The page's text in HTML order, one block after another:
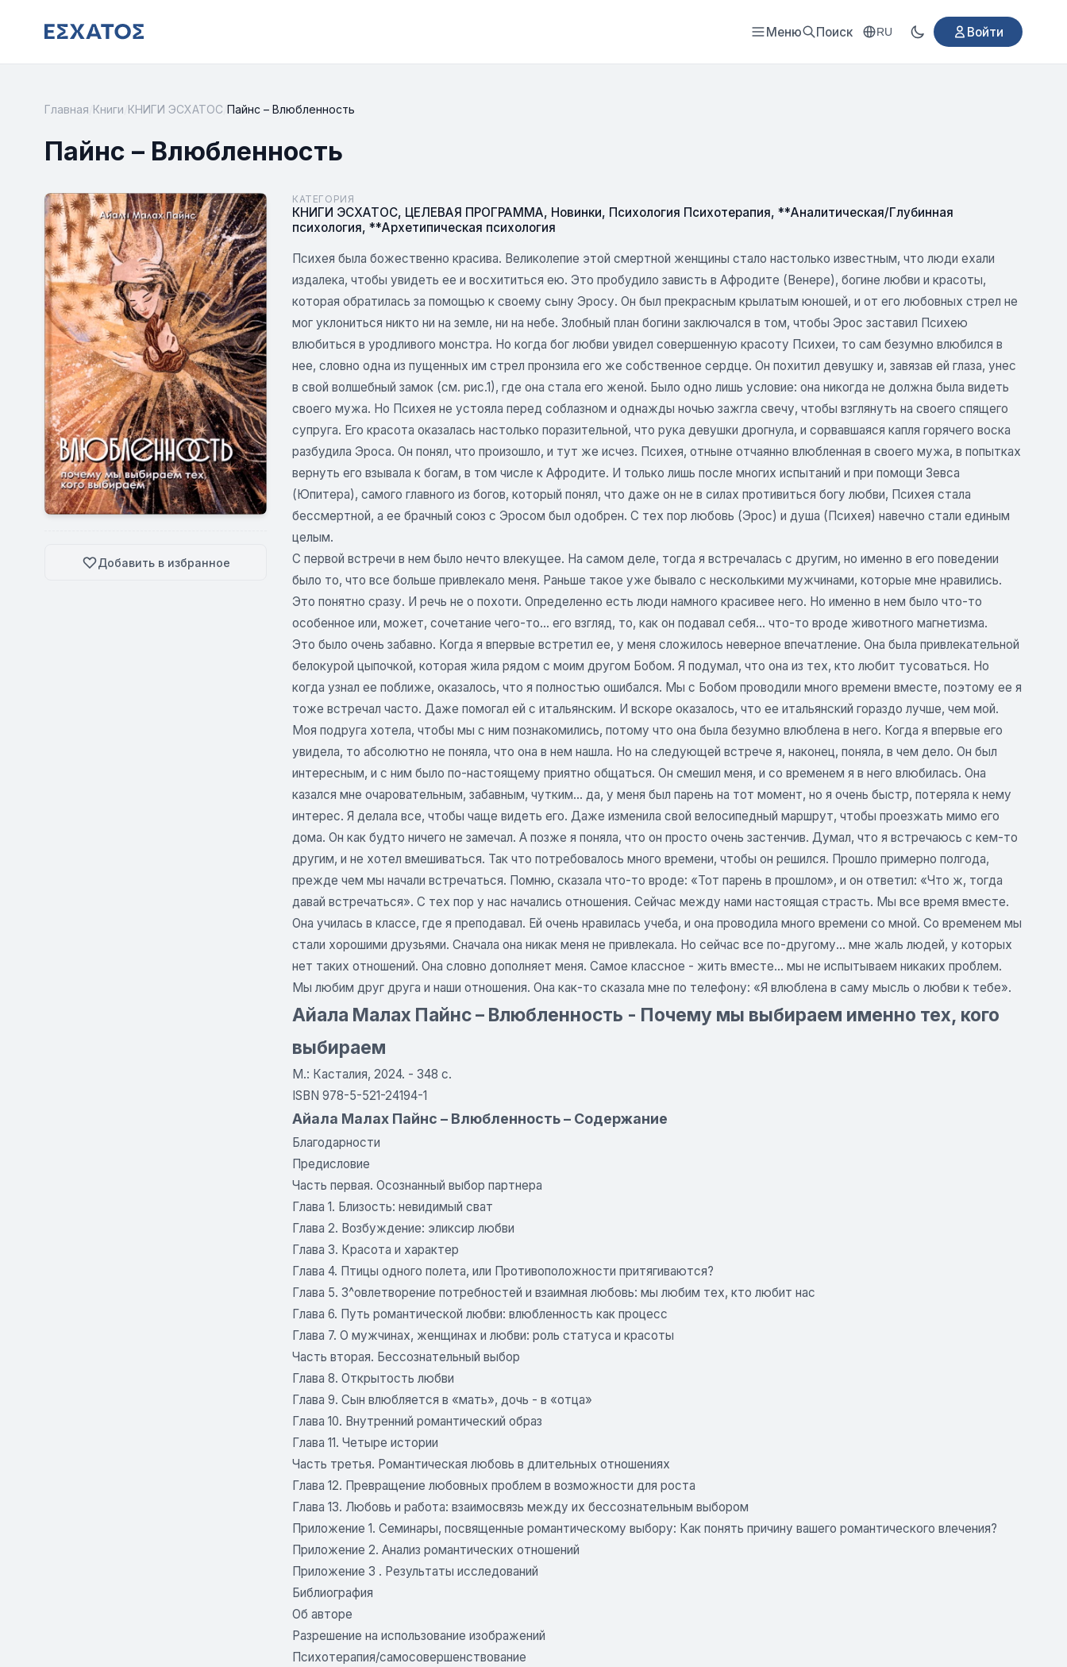
Меню Поиск RU Войти
Главная Книги КНИГИ ЭСХАТОС Пайнс – Влюбленность
Пайнс – Влюбленность
Добавить в избранное
КАТЕГОРИЯ
КНИГИ ЭСХАТОС, ЦЕЛЕВАЯ ПРОГРАММА, Новинки, Психология Психотерапия, **Аналитическая/Глубинная
психология, **Архетипическая психология
Психея была божественно красива. Великолепие этой смертной женщины стало настолько известным, что люди ехали
издалека, чтобы увидеть ее и восхититься ею. Это пробудило зависть в Афродите (Венере), богине любви и красоты,
которая обратилась за помощью к своему сыну Эросу. Он был прекрасным крылатым юношей, и от его любовных стрел не
мог уклониться никто ни на земле, ни на небе. Злобный план богини заключался в том, чтобы Эрос заставил Психею
влюбиться в уродливого монстра. Но когда бог любви увидел совершенную красоту Психеи, то сам безумно влюбился в
нее, словно одна из пущенных им стрел пронзила его же собственное сердце. Он похитил девушку и, завязав ей глаза, унес
в свой волшебный замок (см. рис.1), где она стала его женой. Было одно лишь условие: она никогда не должна была видеть
своего мужа. Но Психея не устояла перед соблазном и однажды ночью зажгла свечу, чтобы взглянуть на своего спящего
супруга. Его красота оказалась настолько поразительной, что рука девушки дрогнула, и сорвавшаяся капля горячего воска
разбудила Эроса. Он понял, что произошло, и тут же исчез. Психея, отныне отчаянно влюбленная в своего мужа, в попытках
вернуть его взывала к богам, в том числе к Афродите. И только лишь после многих испытаний и при помощи Зевса
(Юпитера), самого главного из богов, который понял, что даже он не в силах противиться богу любви, Психея стала
бессмертной, а ее брачный союз с Эросом был одобрен. С тех пор любовь (Эрос) и душа (Психея) навечно стали единым
целым.
С первой встречи в нем было нечто влекущее. На самом деле, тогда я встречалась с другим, но именно в его поведении
было то, что все больше привлекало меня. Раньше такое уже бывало с несколькими мужчинами, которые мне нравились.
Это понятно сразу. И речь не о похоти. Определенно есть люди намного красивее него. Но именно в нем было что-то
особенное или, может, сочетание чего-то... его взгляд, то, как он подавал себя... что-то вроде животного магнетизма.
Это было очень забавно. Когда я впервые встретил ее, у меня сложилось неверное впечатление. Она была привлекательной
белокурой цыпочкой, которая жила рядом с моим другом Бобом. Я подумал, что она из тех, кто любит тусоваться. Но
когда узнал ее поближе, оказалось, что я полностью ошибался. Мы с Бобом проводили много времени вместе, поэтому ее я
тоже встречал часто. Даже помогал ей с итальянским. И вскоре оказалось, что ее итальянский гораздо лучше, чем мой.
Моя подруга хотела, чтобы мы с ним познакомились, потому что она была безумно влюблена в него. Когда я впервые его
увидела, то абсолютно не поняла, что она в нем нашла. Но на следующей встрече я, наконец, поняла, в чем дело. Он был
интересным, и с ним было по-настоящему приятно общаться. Он смешил меня, и со временем я в него влюбилась. Она
казался мне очаровательным, забавным, чутким... да, у меня был парень на тот момент, но я очень быстр, потеряла к нему
интерес. Я делала все, чтобы чаще видеть его. Даже изменила свой велосипедный маршрут, чтобы проезжать мимо его
дома. Он как будто ничего не замечал. А позже я поняла, что он просто очень застенчив. Думал, что я встречаюсь с кем-то
другим, и не хотел вмешиваться. Так что потребовалось много времени, чтобы он решился. Прошло примерно полгода,
прежде чем мы начали встречаться. Помню, сказала что-то вроде: «Тот парень в прошлом», и он ответил: «Что ж, тогда
давай встречаться». С тех пор у нас начались отношения. Сейчас между нами настоящая страсть. Мы все время вместе.
Она училась в классе, где я преподавал. Ей очень нравилась учеба, и она проводила много времени со мной. Со временем мы
стали хорошими друзьями. Сначала она никак меня не привлекала. Но сейчас все по-другому... мне жаль людей, у которых
нет таких отношений. Она словно дополняет меня. Самое классное - жить вместе... мы не испытываем никаких проблем.
Мы любим друг друга и наши отношения. Она как-то сказала мне по телефону: «Я влюблена в саму мысль о любви к тебе».
Айала Малах Пайнс – Влюбленность - Почему мы выбираем именно тех, кого
выбираем
М.: Касталия, 2024. - 348 с.
ISBN 978-5-521-24194-1
Айала Малах Пайнс – Влюбленность – Содержание
Благодарности
Предисловие
Часть первая. Осознанный выбор партнера
Глава 1. Близость: невидимый сват
Глава 2. Возбуждение: эликсир любви
Глава 3. Красота и характер
Глава 4. Птицы одного полета, или Противоположности притягиваются?
Глава 5. З^овлетворение потребностей и взаимная любовь: мы любим тех, кто любит нас
Глава 6. Путь романтической любви: влюбленность как процесс
Глава 7. О мужчинах, женщинах и любви: роль статуса и красоты
Часть вторая. Бессознательный выбор
Глава 8. Открытость любви
Глава 9. Сын влюбляется в «мать», дочь - в «отца»
Глава 10. Внутренний романтический образ
Глава 11. Четыре истории
Часть третья. Романтическая любовь в длительных отношениях
Глава 12. Превращение любовных проблем в возможности для роста
Глава 13. Любовь и работа: взаимосвязь между их бессознательным выбором
Приложение 1. Семинары, посвященные романтическому выбору: Как понять причину вашего романтического влечения?
Приложение 2. Анализ романтических отношений
Приложение 3 . Результаты исследований
Библиография
Об авторе
Разрешение на использование изображений
Психотерапия/самосовершенствование